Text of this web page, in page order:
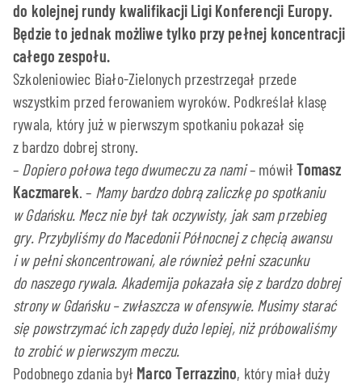
do kolejnej rundy kwalifikacji Ligi Konferencji Europy.
Będzie to jednak możliwe tylko przy pełnej koncentracji
całego zespołu.
Szkoleniowiec Biało-Zielonych przestrzegał przede
wszystkim przed ferowaniem wyroków. Podkreślał klasę
rywala, który już w pierwszym spotkaniu pokazał się
z bardzo dobrej strony.
– Dopiero połowa tego dwumeczu za nami– mówiłTomasz
Kaczmarek. – Mamy bardzo dobrą zaliczkę po spotkaniu
w Gdańsku. Mecz nie był tak oczywisty, jak sam przebieg
gry. Przybyliśmy do Macedonii Północnej z chęcią awansu
i w pełni skoncentrowani, ale również pełni szacunku
do naszego rywala. Akademija pokazała się z bardzo dobrej
strony w Gdańsku – zwłaszcza w ofensywie. Musimy starać
się powstrzymać ich zapędy dużo lepiej, niż próbowaliśmy
to zrobić w pierwszym meczu.
Podobnego zdania był Marco Terrazzino, który miał duży